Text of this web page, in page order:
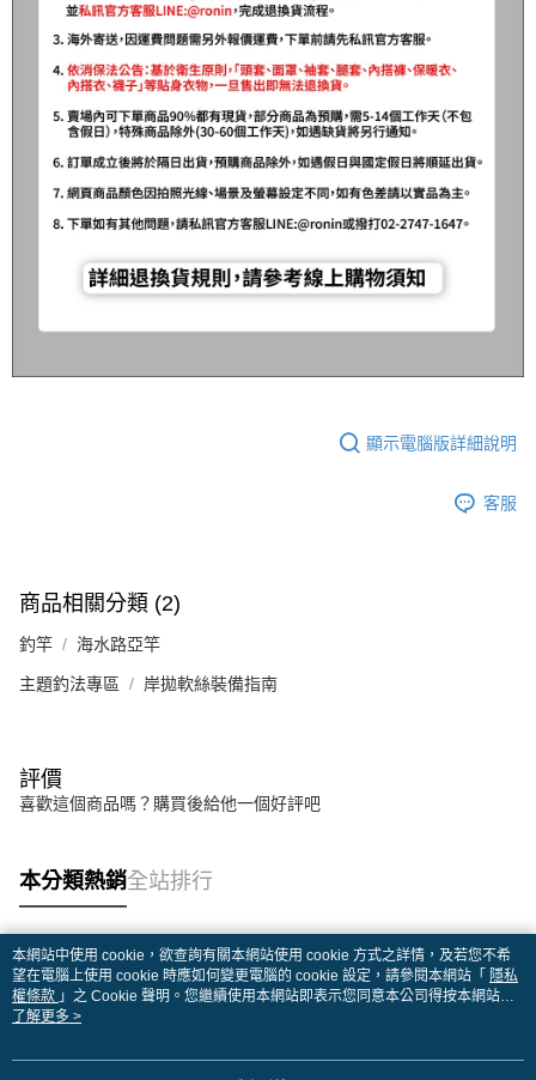
顯示電腦版詳細說明
客服
商品相關分類 (2)
釣竿 海水路亞竿
主題釣法專區 岸拋軟絲裝備指南
評價
喜歡這個商品嗎？購買後給他一個好評吧
本分類熱銷全站排行
熱門標籤
本網站中使用 cookie，欲查詢有關本網站使用 cookie 方式之詳情，及若您不希
望在電腦上使用 cookie 時應如何變更電腦的 cookie 設定，請參閱本網站「 隱私
權條款 」之 Cookie 聲明。您繼續使用本網站即表示您同意本公司得按本網站使
用條款之 Cookie 聲明使用 cookie。
了解更多 >